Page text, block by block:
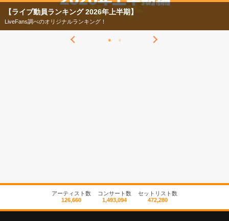
【ライブ動員ランキング 2026年上半期】
LiveFans調べのオリジナルランキング！
アーティスト数
126,660
コンサート数
1,493,094
セットリスト数
472,280